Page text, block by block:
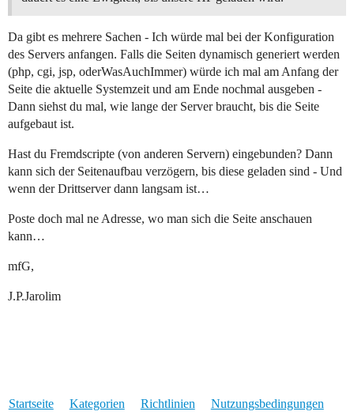
Da gibt es mehrere Sachen - Ich würde mal bei der Konfiguration
des Servers anfangen. Falls die Seiten dynamisch generiert werden
(php, cgi, jsp, oderWasAuchImmer) würde ich mal am Anfang der
Seite die aktuelle Systemzeit und am Ende nochmal ausgeben -
Dann siehst du mal, wie lange der Server braucht, bis die Seite
aufgebaut ist.
Hast du Fremdscripte (von anderen Servern) eingebunden? Dann
kann sich der Seitenaufbau verzögern, bis diese geladen sind - Und
wenn der Drittserver dann langsam ist…
Poste doch mal ne Adresse, wo man sich die Seite anschauen
kann…
mfG,
J.P.Jarolim
Startseite Kategorien Richtlinien Nutzungsbedingungen